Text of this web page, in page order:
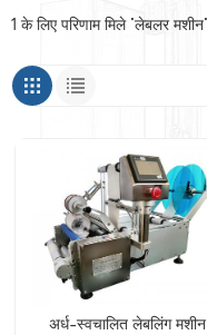
1 के लिए परिणाम मिले "लेबलर मशीन"
अर्ध-स्वचालित लेबलिंग मशीन